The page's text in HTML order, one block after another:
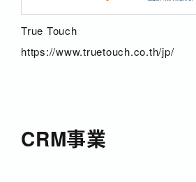
True Touch
https://www.truetouch.co.th/jp/
CRM事業